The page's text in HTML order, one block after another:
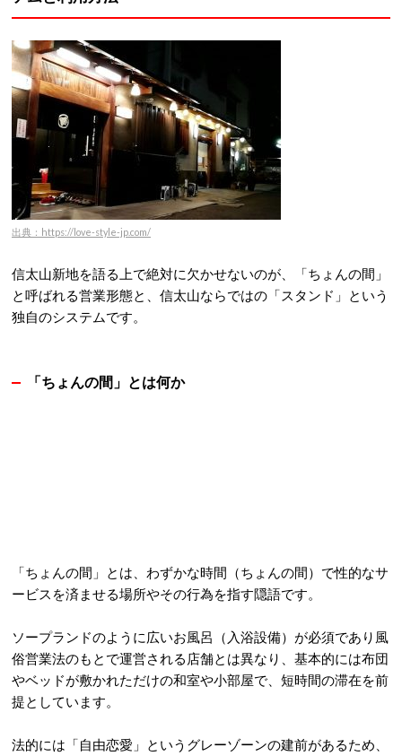
出典：https://love-style-jp.com/
信太山新地を語る上で絶対に欠かせないのが、「ちょんの間」
と呼ばれる営業形態と、信太山ならではの「スタンド」という
独自のシステムです。
「ちょんの間」とは何か
「ちょんの間」とは、わずかな時間（ちょんの間）で性的なサ
ービスを済ませる場所やその行為を指す隠語です。
ソープランドのように広いお風呂（入浴設備）が必須であり風
俗営業法のもとで運営される店舗とは異なり、基本的には布団
やベッドが敷かれただけの和室や小部屋で、短時間の滞在を前
提としています。
法的には「自由恋愛」というグレーゾーンの建前があるため、